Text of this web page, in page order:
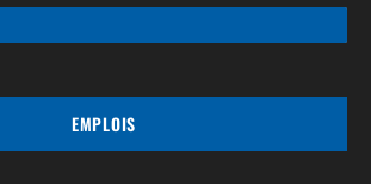
EMPLOIS